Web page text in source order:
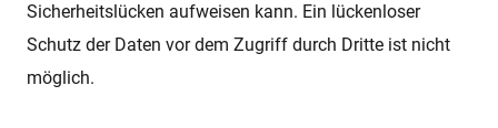
Sicherheitslücken aufweisen kann. Ein lückenloser
Schutz der Daten vor dem Zugriff durch Dritte ist nicht
möglich.